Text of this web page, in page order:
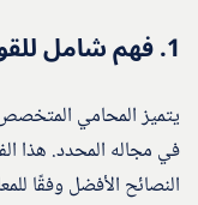
1. فهم شامل
يتميز المحامي المتخصص
في مجاله المحدد. هذا
النصائح الأفضل وفقًا